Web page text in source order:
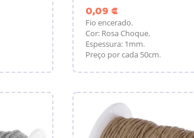
0,09 €
Fio encerado.
Cor: Rosa Choque.
Espessura: 1mm.
Preço por cada 50cm.